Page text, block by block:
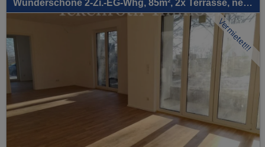
Wunderschöne 2-Zi.-EG-Whg, 85m², 2x Terrasse, neue EBK, Barrierefrei, gr. Carport
Vermietet!!!